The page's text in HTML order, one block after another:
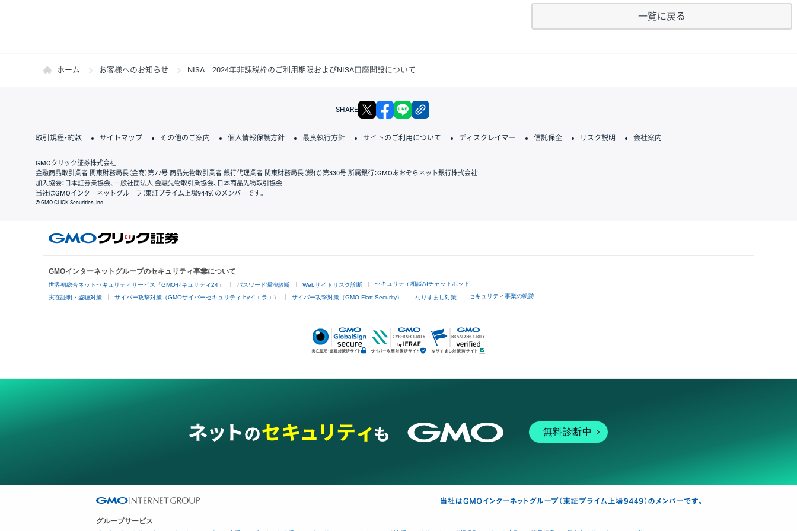
一覧に戻る
ホーム お客様へのお知らせ NISA 2024年非課税枠のご利用期限およびNISA口座開設について
SHARE X facebook
取引規程・約款 サイトマップ その他のご案内 個人情報保護方針 最良執行方針 サイトのご利用について ディスクレイマー 信託保全 リスク説明 会社案内
GMOクリック証券株式会社
金融商品取引業者 関東財務局長（金商）第77号 商品先物取引業者 銀行代理業者 関東財務局長（銀代）第330号 所属銀行：GMOあおぞらネット銀行株式会社
加入協会：日本証券業協会、一般社団法人 金融先物取引業協会、日本商品先物取引協会
当社はGMOインターネットグループ（東証プライム上場9449）のメンバーです。
© GMO CLICK Securities, Inc.
GMOインターネットグループのセキュリティ事業について
世界初総合ネットセキュリティサービス「GMOセキュリティ24」 パスワード漏洩診断 Webサイトリスク診断 セキュリティ相談AIチャットボット
実在証明・盗聴対策 サイバー攻撃対策（GMOサイバーセキュリティ byイエラエ） サイバー攻撃対策（GMO Flatt Security） なりすまし対策 セキュリティ事業の軌跡
無料診断中
グループサービス